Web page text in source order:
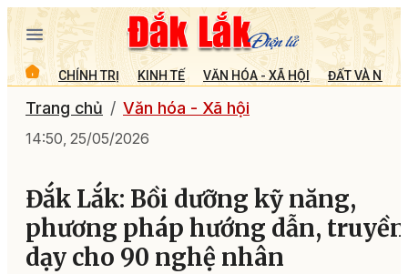
CHÍNH TRỊ KINH TẾ VĂN HÓA - XÃ HỘI ĐẤT VÀ
Trang chủ Văn hóa - Xã hội
14:50, 25/05/2026
Đắk Lắk: Bồi dưỡng kỹ năng,
phương pháp hướng dẫn, truyền
dạy cho 90 nghệ nhân